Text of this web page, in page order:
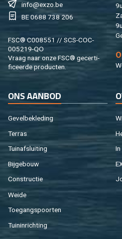
info@​exzo.​be
BE 0688 738 206
FSC® C008551 // SCS-COC-
005219-QO
Vraag naar onze FSC® ge­cer­ti­
fi­ceer­de pro­duc­ten.
ONS AAN­BOD
Ge­vel­be­kle­ding
Ter­ras
Tuin­af­slui­ting
Bij­ge­bouw
Con­struc­tie
Weide
Toe­gangs­poor­ten
Tuin­in­rich­ting